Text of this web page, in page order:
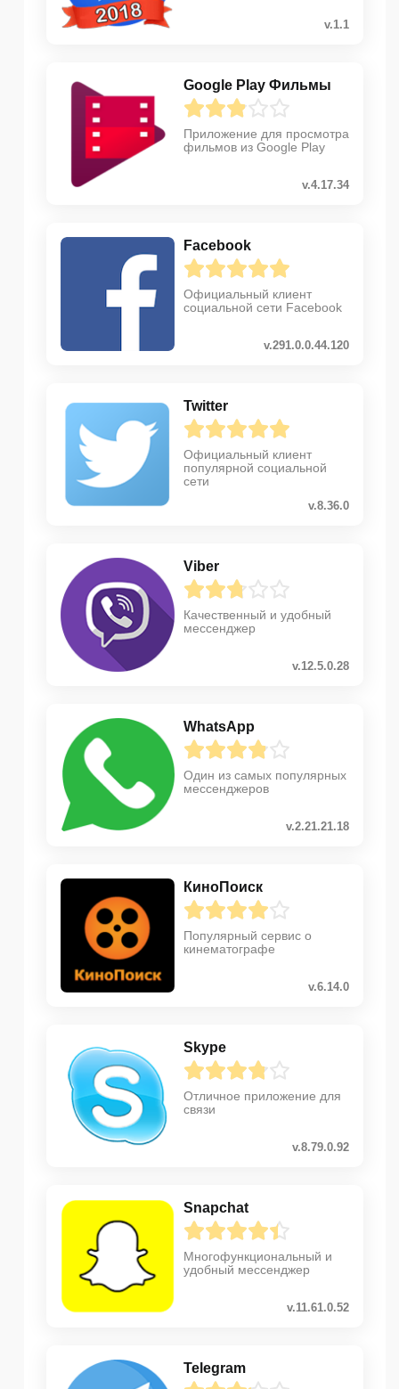
v.1.1
Google Play Фильмы
Приложение для просмотра
фильмов из Google Play
v.4.17.34
Facebook
Официальный клиент
социальной сети Facebook
v.291.0.0.44.120
Twitter
Официальный клиент
популярной социальной
сети
v.8.36.0
Viber
Качественный и удобный
мессенджер
v.12.5.0.28
WhatsApp
Один из самых популярных
мессенджеров
v.2.21.21.18
КиноПоиск
Популярный сервис о
кинематографе
v.6.14.0
Skype
Отличное приложение для
связи
v.8.79.0.92
Snapchat
Многофункциональный и
удобный мессенджер
v.11.61.0.52
Telegram